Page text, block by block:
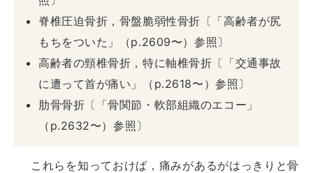
脊椎圧迫骨折，骨盤脆弱性骨折〔「高齢者が尻
もちをついた」（p.2609〜）参照〕
高齢者の頸椎骨折，特に軸椎骨折〔「交通事故
に遭って首が痛い」（p.2618〜）参照〕
肋骨骨折〔「骨関節・軟部組織のエコー」
（p.2632〜）参照〕
これらを知っておけば，痛みがあるがはっきりと骨